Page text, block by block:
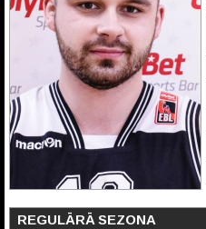
REGULĀRĀ SEZONA